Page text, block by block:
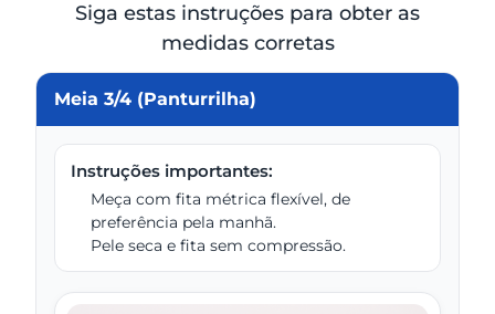
Siga estas instruções para obter as
medidas corretas
Meia 3/4 (Panturrilha)
Instruções importantes:
Meça com fita métrica flexível, de
preferência pela manhã.
Pele seca e fita sem compressão.